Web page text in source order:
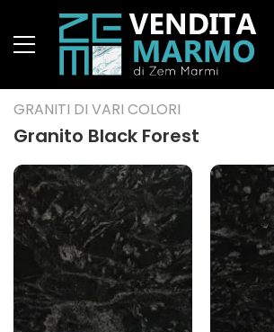
GRANITI DI VARI COLORI
Granito Black Forest